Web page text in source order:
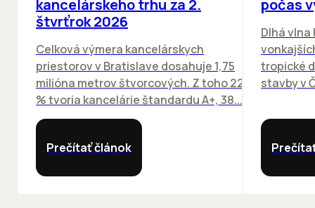
kancelárskeho trhu za 2.
štvrťrok 2026
Celková výmera kancelárskych
priestorov v Bratislave dosahuje 1,75
milióna metrov štvorcových. Z toho 22
% tvoria kancelárie štandardu A+, 38...
Prečítať článok
počas
Dlhá
tropické
stavby v